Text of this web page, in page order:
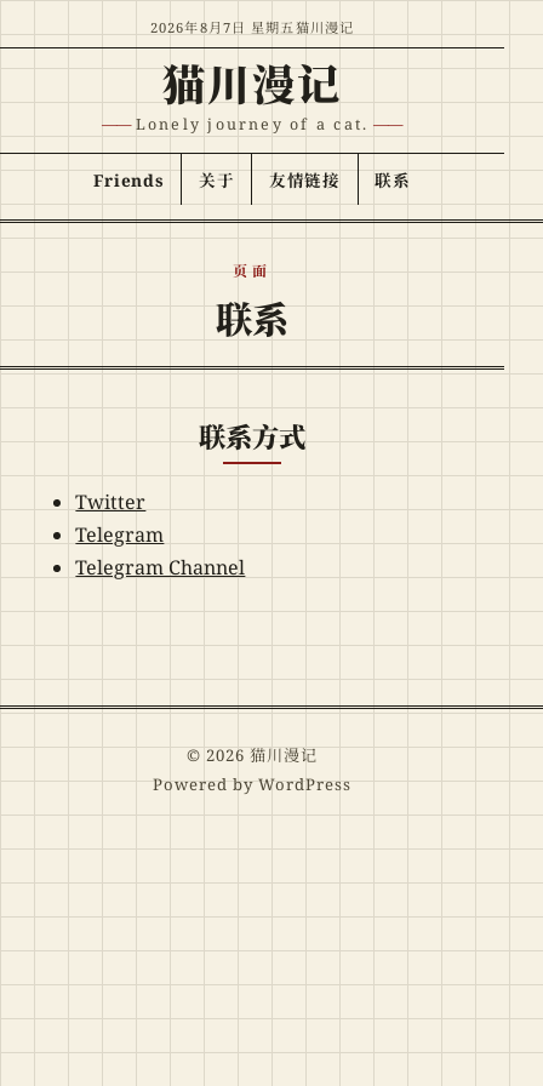
2026年8月7日 星期五 猫川漫记
猫川漫记
Lonely journey of a cat.
Friends 关于 友情链接 联系
页面
联系
联系方式
Twitter
Telegram
Telegram Channel
© 2026 猫川漫记
Powered by WordPress